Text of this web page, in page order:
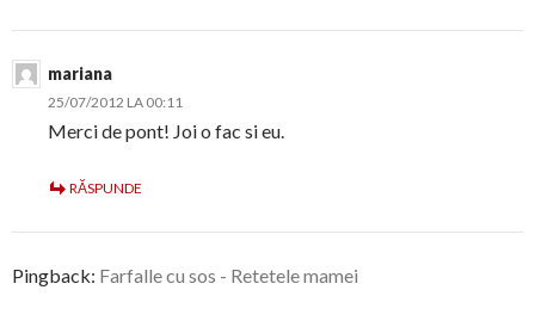
mariana
25/07/2012 LA 00:11
Merci de pont! Joi o fac si eu.
RĂSPUNDE
Pingback: Farfalle cu sos - Retetele mamei